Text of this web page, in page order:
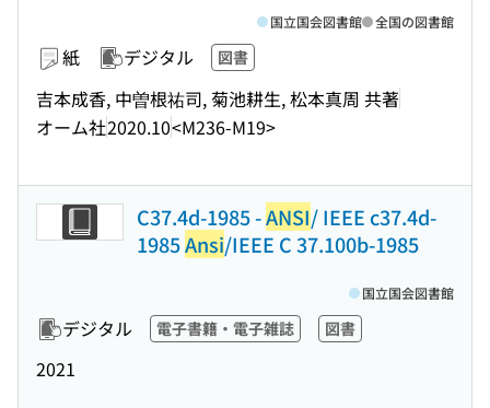
紙 デジタル 図書
吉本成香, 中曽根祐司, 菊池耕生, 松本真周 共著
オーム社2020.10<M236-M19>
国立国会図書館 全国の図書館
C37.4d-1985 -ANSI/ IEEE c37.4d-
1985Ansi/IEEE C 37.100b-1985
デジタル 電子書籍・電子雑誌 図書
2021
国立国会図書館